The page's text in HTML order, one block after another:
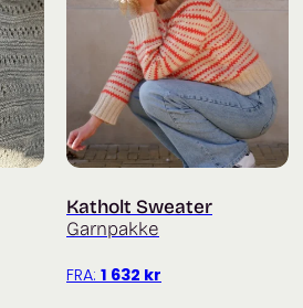
Katholt Sweater
Garnpakke
FRA: 1 632 kr